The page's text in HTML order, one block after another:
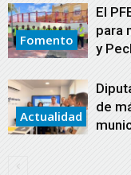
Fomento
El
para
y
Actualidad
de